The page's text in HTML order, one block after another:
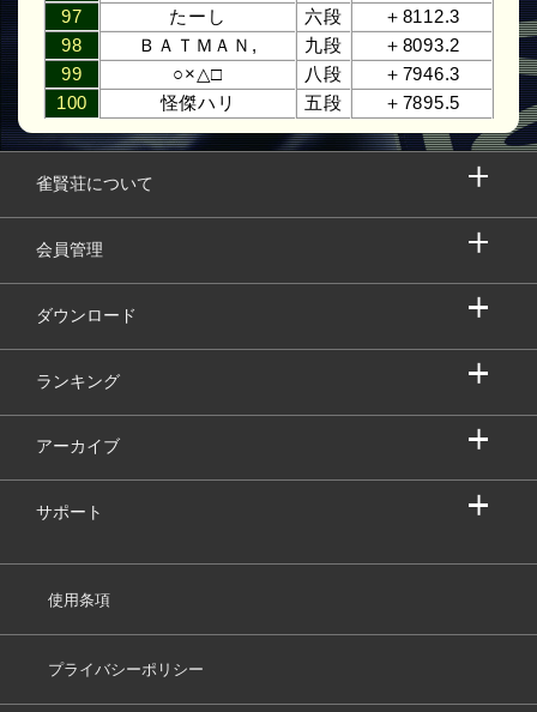
97
たーし 六段
＋8112.3
98
ＢＡＴＭＡＮ, 九段
＋8093.2
99
○×△□ 八段
＋7946.3
100
怪傑ハリ 五段 ＋7895.5
雀賢荘について
会員管理
ダウンロード
ランキング
アーカイブ
サポート
使用条項
プライバシーポリシー